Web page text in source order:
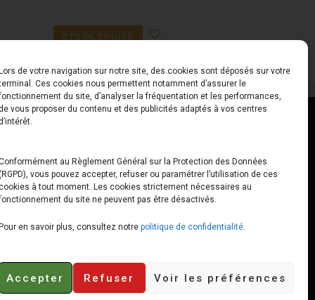
de votre navigation sur notre site, des cookies sont déposés sur votre
Ces cookies nous permettent notamment d’assurer le
du site, d’analyser la fréquentation et les performances,
vous proposer du contenu et des publicités adaptés à vos centres
au Règlement Général sur la Protection des Données
vous pouvez accepter, refuser ou paramétrer l’utilisation de ces
à tout moment. Les cookies strictement nécessaires au
du site ne peuvent pas être désactivés.
en savoir plus, consultez notre politique de confidentialité.
Accepter Refuser Voir les préférences
STOCK ÉPUISÉ
loops.fr
Du Lundi au Vendredi
10h00 – 12h30 // 14h00 –
19h00
Le Samedi
18h00